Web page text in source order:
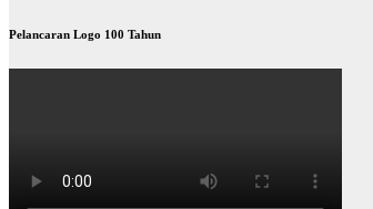
Pelancaran Logo 100 Tahun